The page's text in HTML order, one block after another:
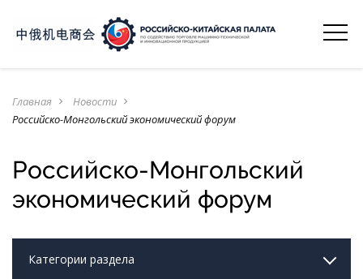
Главная navigate_next Новости navigate_next
Российско-Монгольский экономический форум
Российско-Монгольский
экономический форум
Категории раздела